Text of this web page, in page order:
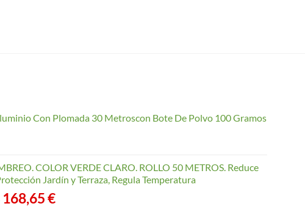
Con Plomada 30 Metroscon Bote De Polvo 100 Gramos
COLOR VERDE CLARO. ROLLO 50 METROS. Reduce
Jardín y Terraza, Regula Temperatura
168,65€Rango